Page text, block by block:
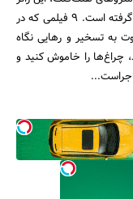
بارها پوست انداخته و با فرهنگ‌های گوناگون رنگ گرفته است. ۹ فیلمی که در
به تسخیر و رهایی نگاه
چراغ‌ها را خاموش کنید و